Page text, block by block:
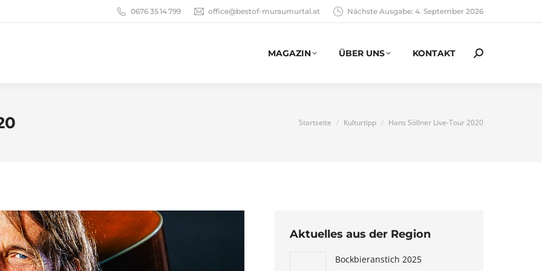
0676 35 14 799 office@bestof-muraumurtal.at Nächste Ausgabe: 4. September 2026
MAGAZIN ÜBER UNS KONTAKT Search:
You are here:
Startseite Kulturtipp Hans Söllner Live-Tour 2020
Aktuelles aus der Region
Bockbieranstich 2025